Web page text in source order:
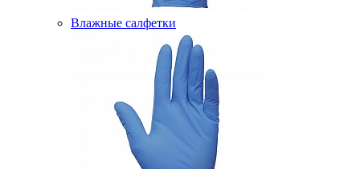
Влажные салфетки